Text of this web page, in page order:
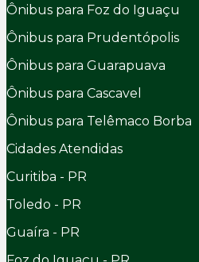
Ônibus para Foz do Iguaçu
Ônibus para Prudentópolis
Ônibus para Guarapuava
Ônibus para Cascavel
Ônibus para Telêmaco Borba
Cidades Atendidas
Curitiba - PR
Toledo - PR
Guaíra - PR